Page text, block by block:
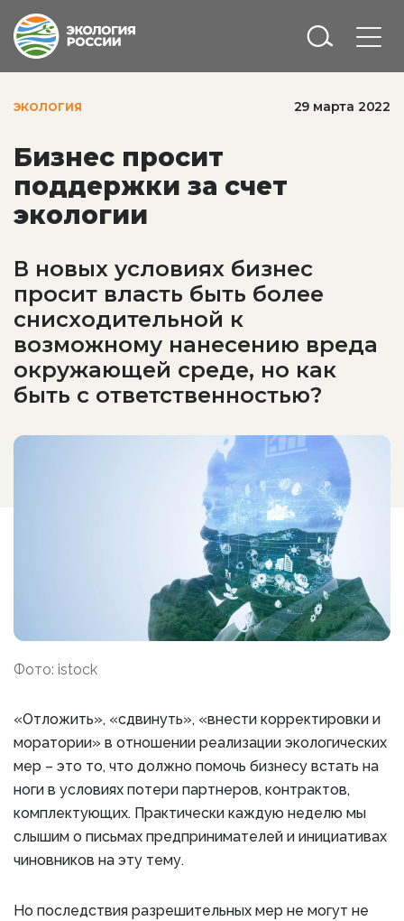
ЭКОЛОГИЯ 29 марта 2022
Бизнес просит
поддержки за счет
экологии
В новых условиях бизнес
просит власть быть более
снисходительной к
возможному нанесению вреда
окружающей среде, но как
быть с ответственностью?
Фото: istock
«Отложить», «сдвинуть», «внести корректировки и
моратории» в отношении реализации экологических
мер – это то, что должно помочь бизнесу встать на
ноги в условиях потери партнеров, контрактов,
комплектующих. Практически каждую неделю мы
слышим о письмах предпринимателей и инициативах
чиновников на эту тему.
Но последствия разрешительных мер не могут не